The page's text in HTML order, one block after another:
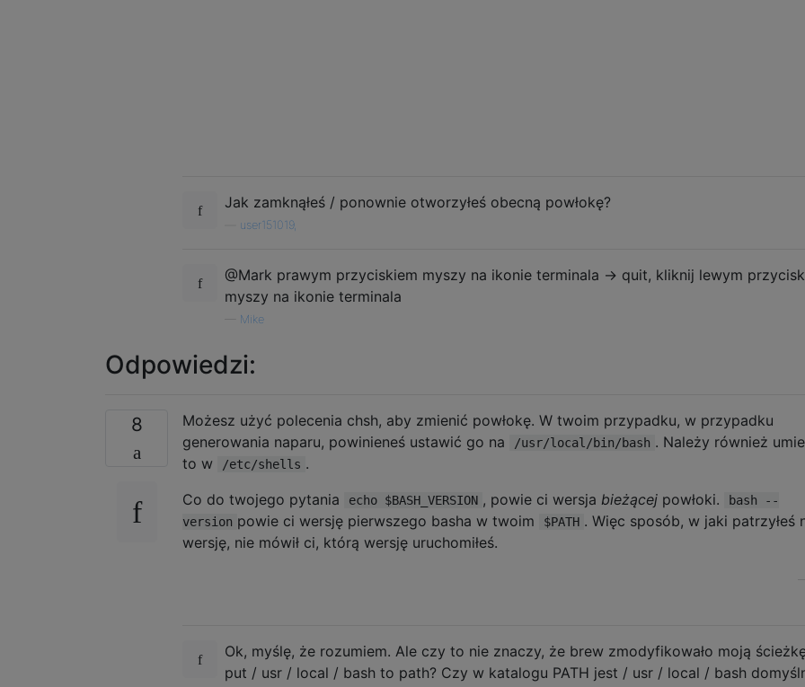
Jak zamknąłeś / ponownie otworzyłeś obecną powłokę?
user151019,
@Mark prawym przyciskiem myszy na ikonie terminala -> quit, kliknij lewym
myszy na ikonie terminala
Mike
Odpowiedzi:
8
Możesz użyć polecenia chsh, aby zmienić powłokę. W twoim przypadku, w przypadku
generowania naparu, powinieneś ustawić go na
/usr/local/bin/bash . Należy również
to w
/etc/shells .
Co do twojego pytania
echo $BASH_VERSION , powie ci wersja bieżącej powłoki.
bash --
version powie ci wersję pierwszego basha w twoim $PATH . Więc sposób, w jaki patrzyłeś
wersję, nie mówił ci, którą wersję uruchomiłeś.
Ok, myślę, że rozumiem. Ale czy to nie znaczy, że brew zmodyfikowało moją
put / usr / local / bash to path? Czy w katalogu PATH jest / usr / local / bash